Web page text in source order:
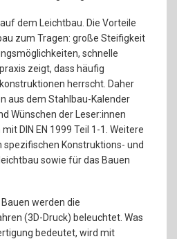
dem Leichtbau. Die Vorteile
zum Tragen: große Steifigkeit
schnelle
zeigt, dass häufig
herrscht. Daher
aus dem Stahlbau-Kalender
Wünschen der Leser:innen
DIN EN 1999 Teil 1-1. Weitere
Konstruktions- und
sowie für das Bauen
werden die
(3D-Druck) beleuchtet. Was
bedeutet, wird mit